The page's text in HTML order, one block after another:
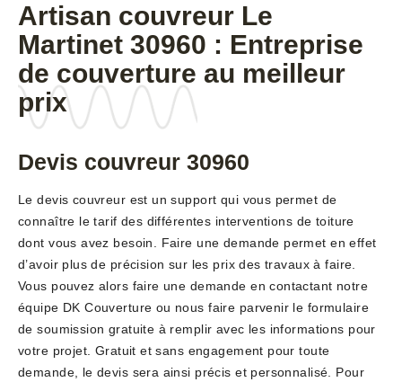
Artisan couvreur Le
Martinet 30960 : Entreprise
de couverture au meilleur
prix
Devis couvreur 30960
Le devis couvreur est un support qui vous permet de
connaître le tarif des différentes interventions de toiture
dont vous avez besoin. Faire une demande permet en effet
d’avoir plus de précision sur les prix des travaux à faire.
Vous pouvez alors faire une demande en contactant notre
équipe DK Couverture ou nous faire parvenir le formulaire
de soumission gratuite à remplir avec les informations pour
votre projet. Gratuit et sans engagement pour toute
demande, le devis sera ainsi précis et personnalisé. Pour